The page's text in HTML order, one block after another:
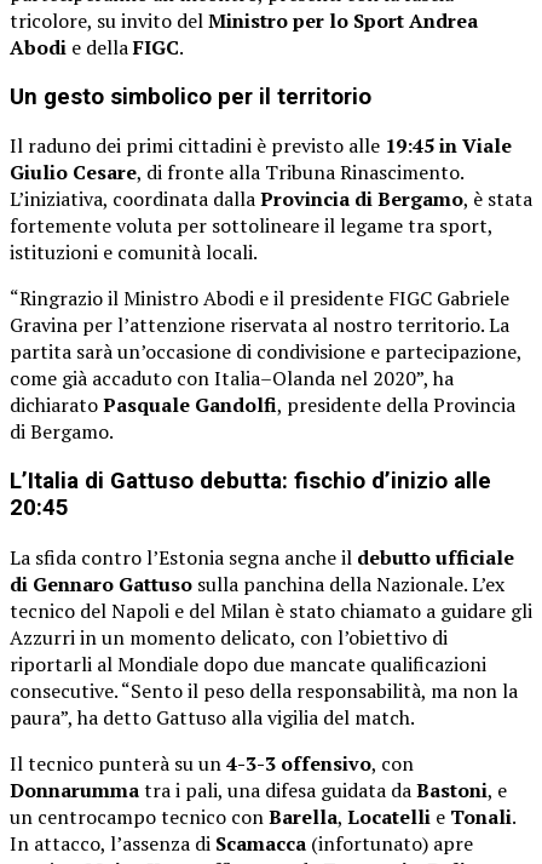
tricolore, su invito delMinistro per lo Sport Andrea
Abodi e dellaFIGC.
Un gesto simbolico per il territorio
Il raduno dei primi cittadini è previsto alle 19:45 in Viale
Giulio Cesare, di fronte alla Tribuna Rinascimento.
L’iniziativa, coordinata dallaProvincia di Bergamo, è stata
fortemente voluta per sottolineare il legame tra sport,
istituzioni e comunità locali.
“Ringrazio il Ministro Abodi e il presidente FIGC Gabriele
Gravina per l’attenzione riservata al nostro territorio. La
partita sarà un’occasione di condivisione e partecipazione,
come già accaduto con Italia–Olanda nel 2020”, ha
dichiaratoPasquale Gandolfi, presidente della Provincia
di Bergamo.
L’Italia di Gattuso debutta: fischio d’inizio alle
20:45
La sfida contro l’Estonia segna anche il debutto ufficiale
di Gennaro Gattuso sulla panchina della Nazionale. L’ex
tecnico del Napoli e del Milan è stato chiamato a guidare gli
Azzurri in un momento delicato, con l’obiettivo di
riportarli al Mondiale dopo due mancate qualificazioni
consecutive. “Sento il peso della responsabilità, ma non la
paura”, ha detto Gattuso alla vigilia del match.
Il tecnico punterà su un4-3-3 offensivo, con
Donnarummatra i pali, una difesa guidata daBastoni, e
un centrocampo tecnico conBarella, Locatelli e Tonali.
In attacco, l’assenza di Scamacca (infortunato) apre